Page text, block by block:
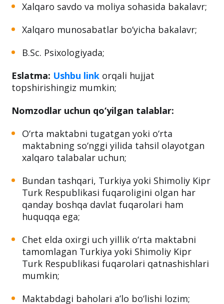
Xalqaro savdo va moliya sohasida bakalavr;
Xalqaro munosabatlar bo‘yicha bakalavr;
B.Sc. Psixologiyada;
Eslatma: Ushbu link orqali hujjat
topshirishingiz mumkin;
Nomzodlar uchun qo‘yilgan talablar:
O‘rta maktabni tugatgan yoki o‘rta
maktabning so‘nggi yilida tahsil olayotgan
xalqaro talabalar uchun;
Bundan tashqari, Turkiya yoki Shimoliy Kipr
Turk Respublikasi fuqaroligini olgan har
qanday boshqa davlat fuqarolari ham
huquqqa ega;
Chet elda oxirgi uch yillik o‘rta maktabni
tamomlagan Turkiya yoki Shimoliy Kipr
Turk Respublikasi fuqarolari qatnashishlari
mumkin;
Maktabdagi baholari a’lo bo‘lishi lozim;